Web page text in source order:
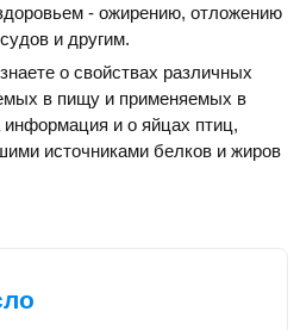
- ожирению, отложению
и другим.
о свойствах различных
в пищу и применяемых в
и о яйцах птиц,
источниками белков и жиров